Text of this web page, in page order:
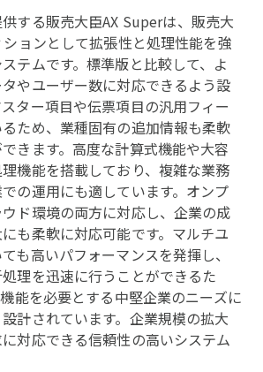
する販売大臣AX Superは、販売大
ションとして拡張性と処理性能を強
テムです。標準版と比較して、よ
やユーザー数に対応できるよう設
ター項目や伝票項目の汎用フィー
ため、業種固有の追加情報も柔軟
きます。高度な計算式機能や大容
機能を搭載しており、複雑な業務
の運用にも適しています。オンプ
ド環境の両方に対応し、企業の成
も柔軟に対応可能です。マルチユ
も高いパフォーマンスを発揮し、
理を迅速に行うことができるた
能を必要とする中堅企業のニーズに
計されています。企業規模の拡大
対応できる信頼性の高いシステム